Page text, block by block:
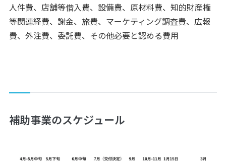
人件費、店舗等借入費、設備費、原材料費、知的財産権
等関連経費、謝金、旅費、マーケティング調査費、広報
費、外注費、委託費、その他必要と認める費用
補助事業のスケジュール